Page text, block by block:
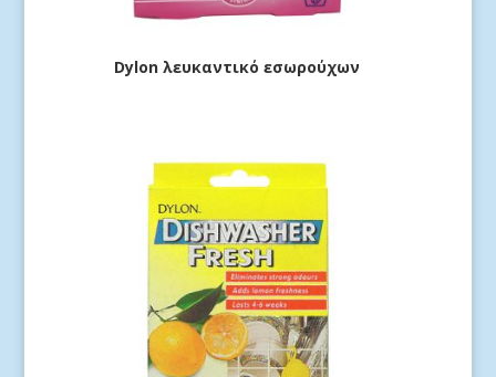
Dylon λευκαντικό εσωρούχων